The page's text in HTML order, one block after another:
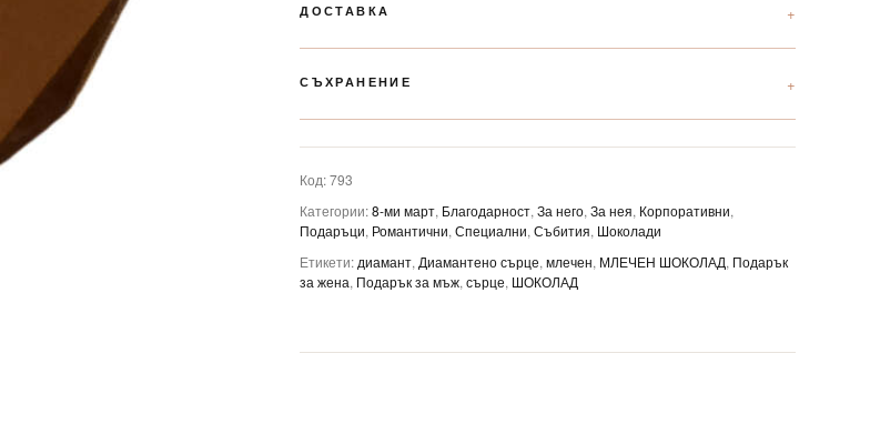
ДОСТАВКА
СЪХРАНЕНИЕ
Код:793
Категории:8-ми март, Благодарност,За него,За нея, Корпоративни,
Подаръци, Романтични,Специални,Събития, Шоколади
Етикети: диамант, Диамантено сърце,млечен, МЛЕЧЕН ШОКОЛАД, Подарък
за жена, Подарък за мъж,сърце, ШОКОЛАД